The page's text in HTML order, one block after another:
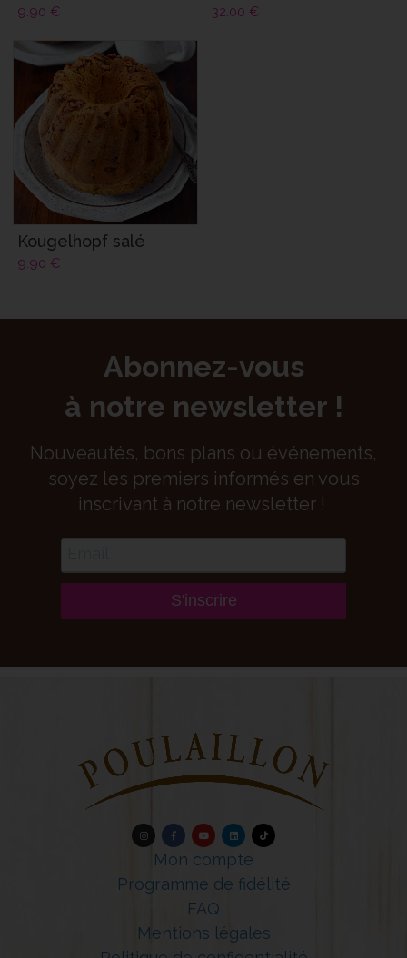
9.90 € 32.00 €
Kougelhopf salé
9.90 €
Abonnez-vous
à notre newsletter !
Nouveautés, bons plans ou événements,
soyez les premiers informés en vous
inscrivant à notre newsletter !
S'inscrire
Mon compte
Programme de fidélité
FAQ
Mentions légales